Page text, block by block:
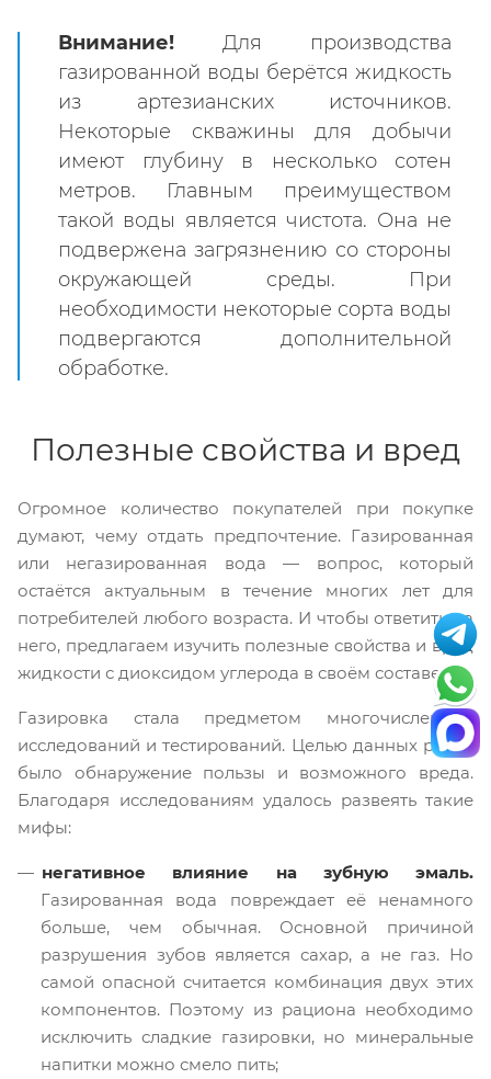
Внимание! Для производства
газированной воды берётся жидкость
из артезианских источников.
Некоторые скважины для добычи
имеют глубину в несколько сотен
метров. Главным преимуществом
такой воды является чистота. Она не
подвержена загрязнению со стороны
окружающей среды. При
необходимости некоторые сорта воды
подвергаются дополнительной
обработке.
Полезные свойства и вред
Огромное количество покупателей при покупке
думают, чему отдать предпочтение. Газированная
или негазированная вода — вопрос, который
остаётся актуальным в течение многих лет для
потребителей любого возраста. И чтобы ответить на
него, предлагаем изучить полезные свойства и вред
жидкости с диоксидом углерода в своём составе.
Газировка стала предметом многочисленных
исследований и тестирований. Целью данных работ
было обнаружение пользы и возможного вреда.
Благодаря исследованиям удалось развеять такие
мифы:
негативное влияние на зубную эмаль.
Газированная вода повреждает её ненамного
больше, чем обычная. Основной причиной
разрушения зубов является сахар, а не газ. Но
самой опасной считается комбинация двух этих
компонентов. Поэтому из рациона необходимо
исключить сладкие газировки, но минеральные
напитки можно смело пить;